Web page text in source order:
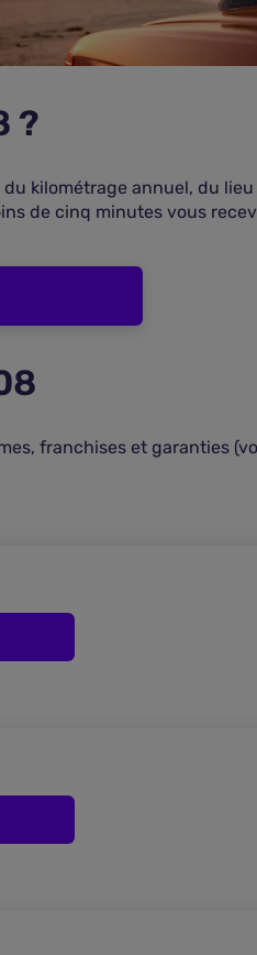
?
kilométrage annuel, du
de cinq minutes vous
franchises et garanties